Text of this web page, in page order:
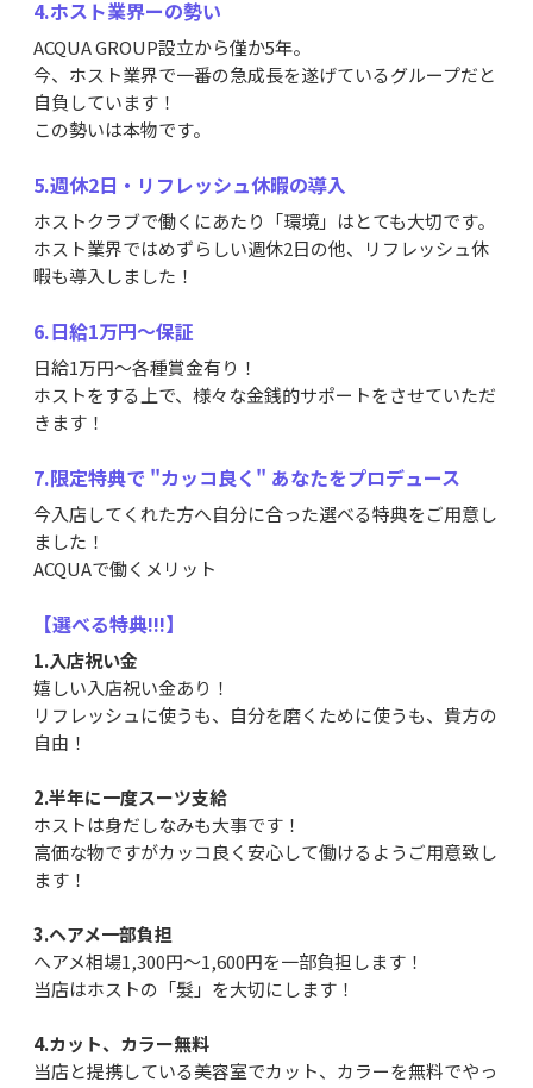
4.ホスト業界ーの勢い
ACQUA GROUP設立から僅か5年。
今、ホスト業界で一番の急成長を遂げているグループだと
自負しています！
この勢いは本物です。
5.週休2日・リフレッシュ休暇の導入
ホストクラブで働くにあたり「環境」はとても大切です。
ホスト業界ではめずらしい週休2日の他、リフレッシュ休
暇も導入しました！
6.日給1万円〜保証
日給1万円〜各種賞金有り！
ホストをする上で、様々な金銭的サポートをさせていただ
きます！
7.限定特典で "カッコ良く" あなたをプロデュース
今入店してくれた方へ自分に合った選べる特典をご用意し
ました！
ACQUAで働くメリット
【選べる特典!!!】
1.入店祝い金
嬉しい入店祝い金あり！
リフレッシュに使うも、自分を磨くために使うも、貴方の
自由！
2.半年に一度スーツ支給
ホストは身だしなみも大事です！
高価な物ですがカッコ良く安心して働けるようご用意致し
ます！
3.ヘアメ一部負担
へアメ相場1,300円～1,600円を一部負担します！
当店はホストの「髮」を大切にします！
4.カット、カラー無料
当店と提携している美容室でカット、カラーを無料でやっ